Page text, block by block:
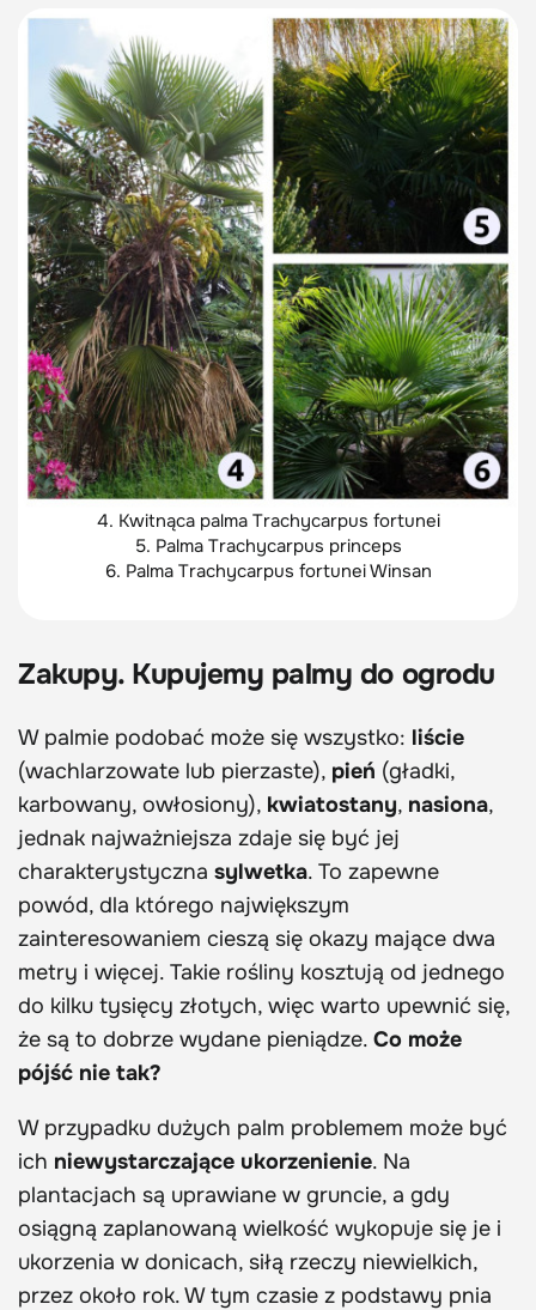
4. Kwitnąca palma Trachycarpus fortunei
5. Palma Trachycarpus princeps
6. Palma Trachycarpus fortunei Winsan
Zakupy. Kupujemy palmy do ogrodu
W palmie podobać może się wszystko: liście
(wachlarzowate lub pierzaste), pień (gładki,
karbowany, owłosiony), kwiatostany, nasiona,
jednak najważniejsza zdaje się być jej
charakterystyczna sylwetka. To zapewne
powód, dla którego największym
zainteresowaniem cieszą się okazy mające dwa
metry i więcej. Takie rośliny kosztują od jednego
do kilku tysięcy złotych, więc warto upewnić się,
że są to dobrze wydane pieniądze. Co może
pójść nie tak?
W przypadku dużych palm problemem może być
ich niewystarczające ukorzenienie. Na
plantacjach są uprawiane w gruncie, a gdy
osiągną zaplanowaną wielkość wykopuje się je i
ukorzenia w donicach, siłą rzeczy niewielkich,
przez około rok. W tym czasie z podstawy pnia